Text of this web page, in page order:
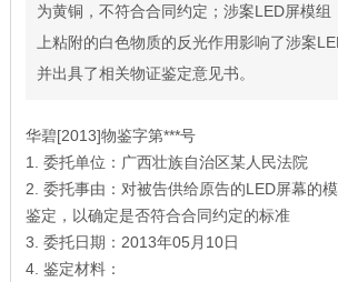
为黄铜，不符合合同约定；涉案LED屏模组
上粘附的白色物质的反光作用影响了涉案
并出具了相关物证鉴定意见书。
华碧[2013]物鉴字第***号
1. 委托单位：广西壮族自治区某人民法院
2. 委托事由：对被告供给原告的LED屏幕的
鉴定，以确定是否符合合同约定的标准
3. 委托日期：2013年05月10日
4. 鉴定材料：